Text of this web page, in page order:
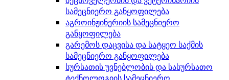
სამეცნიერო განყოფილება
აგროინჟინერიის სამეცნიერო
განყოფილება
გარემოს დაცვისა და სატყეო საქმის
სამეცნიერო განყოფილება
სურსათის უვნებლობის და სასურსათო